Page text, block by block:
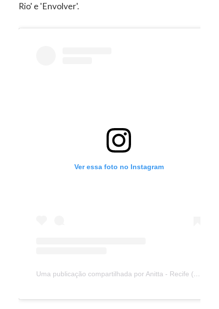
Rio' e 'Envolver'.
Ver essa foto no Instagram
Uma publicação compartilhada por Anitta - Recife (@showcompleto)